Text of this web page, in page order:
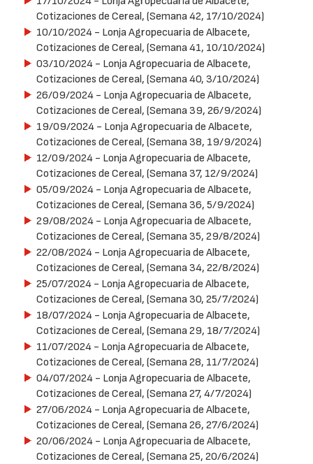
Cotizaciones de Cereal, (Semana 42, 17/10/2024)
10/10/2024 - Lonja Agropecuaria de Albacete,
Cotizaciones de Cereal, (Semana 41, 10/10/2024)
03/10/2024 - Lonja Agropecuaria de Albacete,
Cotizaciones de Cereal, (Semana 40, 3/10/2024)
26/09/2024 - Lonja Agropecuaria de Albacete,
Cotizaciones de Cereal, (Semana 39, 26/9/2024)
19/09/2024 - Lonja Agropecuaria de Albacete,
Cotizaciones de Cereal, (Semana 38, 19/9/2024)
12/09/2024 - Lonja Agropecuaria de Albacete,
Cotizaciones de Cereal, (Semana 37, 12/9/2024)
05/09/2024 - Lonja Agropecuaria de Albacete,
Cotizaciones de Cereal, (Semana 36, 5/9/2024)
29/08/2024 - Lonja Agropecuaria de Albacete,
Cotizaciones de Cereal, (Semana 35, 29/8/2024)
22/08/2024 - Lonja Agropecuaria de Albacete,
Cotizaciones de Cereal, (Semana 34, 22/8/2024)
25/07/2024 - Lonja Agropecuaria de Albacete,
Cotizaciones de Cereal, (Semana 30, 25/7/2024)
18/07/2024 - Lonja Agropecuaria de Albacete,
Cotizaciones de Cereal, (Semana 29, 18/7/2024)
11/07/2024 - Lonja Agropecuaria de Albacete,
Cotizaciones de Cereal, (Semana 28, 11/7/2024)
04/07/2024 - Lonja Agropecuaria de Albacete,
Cotizaciones de Cereal, (Semana 27, 4/7/2024)
27/06/2024 - Lonja Agropecuaria de Albacete,
Cotizaciones de Cereal, (Semana 26, 27/6/2024)
20/06/2024 - Lonja Agropecuaria de Albacete,
Cotizaciones de Cereal, (Semana 25, 20/6/2024)